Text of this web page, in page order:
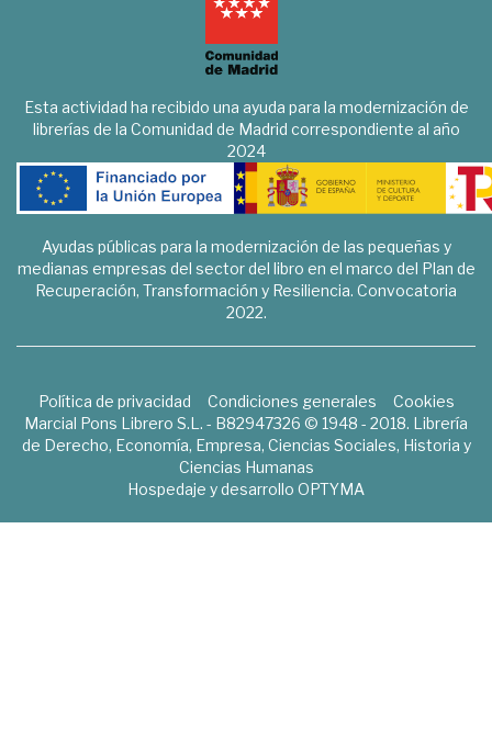
Esta actividad ha recibido una ayuda para la modernización de
librerías de la Comunidad de Madrid correspondiente al año
2024
Ayudas públicas para la modernización de las pequeñas y
medianas empresas del sector del libro en el marco del Plan de
Recuperación, Transformación y Resiliencia. Convocatoria
2022.
Política de privacidad Condiciones generales
Cookies
Marcial Pons Librero S.L. - B82947326 © 1948 - 2018. Librería
de Derecho, Economía, Empresa, Ciencias Sociales, Historia y
Ciencias Humanas
Hospedaje y desarrollo OPTYMA